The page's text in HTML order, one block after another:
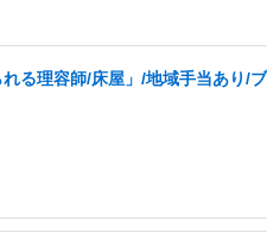
れる理容師/床屋」/地域手当あり/